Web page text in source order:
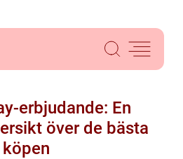
erbjudande: En
över de bästa
köpen